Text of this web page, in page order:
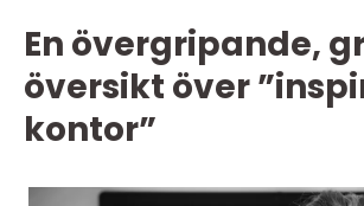
En övergripande,
översikt över
kontor”